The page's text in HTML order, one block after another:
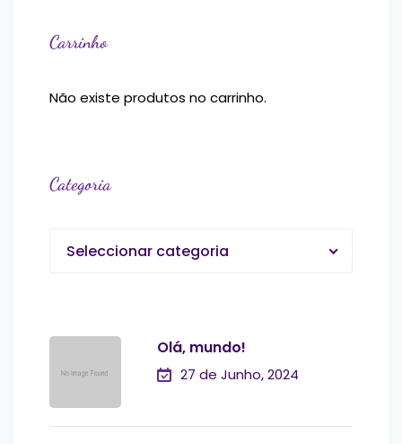
Carrinho
Não existe produtos no carrinho.
Categoria
Seleccionar categoria
Olá, mundo!
27 de Junho, 2024